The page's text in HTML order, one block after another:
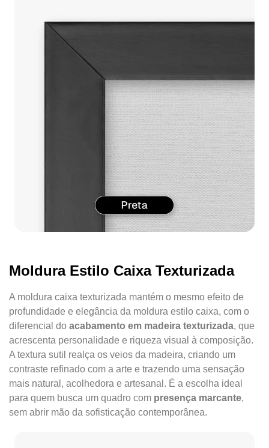
Moldura Estilo Caixa Texturizada
A moldura caixa texturizada mantém o mesmo efeito de
profundidade e elegância da moldura estilo caixa, com o
diferencial do acabamento em madeira texturizada, que
acrescenta personalidade e riqueza visual à composição.
A textura sutil realça os veios da madeira, criando um
contraste refinado com a arte e trazendo uma sensação
mais natural, acolhedora e artesanal. É a escolha ideal
para quem busca um quadro com presença marcante,
sem abrir mão da sofisticação contemporânea.